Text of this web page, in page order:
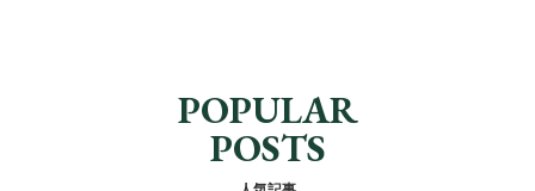
POPULAR
POSTS